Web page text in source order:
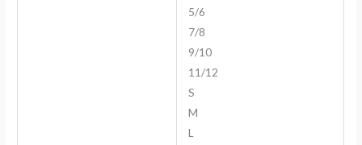
5/6
7/8
9/10
11/12
S
M
L